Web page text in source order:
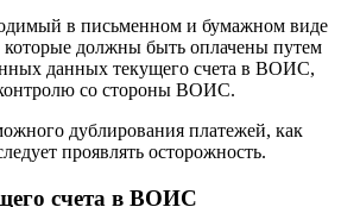
в письменном и бумажном виде
должны быть оплачены путем
данных текущего счета в ВОИС,
со стороны ВОИС.
дублирования платежей, как
проявлять осторожность.
счета в ВОИС